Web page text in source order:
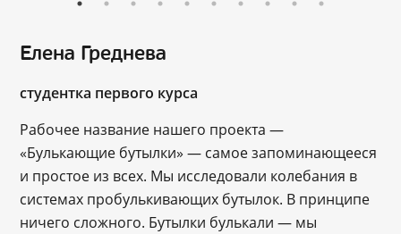
Елена Греднева
студентка первого курса
Рабочее название нашего проекта ―
«Булькающие бутылки» ― самое запоминающееся
и простое из всех. Мы исследовали колебания в
системах пробулькивающих бутылок. В принципе
ничего сложного. Бутылки булькали ― мы